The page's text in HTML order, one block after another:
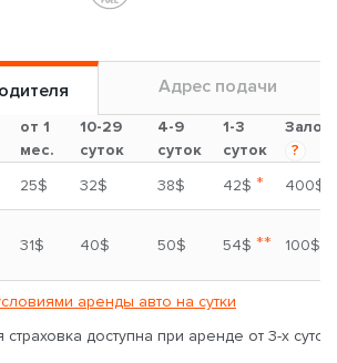
Адрес подачи
от 1
мес.
10-29
суток
4-9
суток
1-3
суток
Залог
?
25$ 32$ 38$ 42$ *
400$
31$ 40$ 50$ 54$ ** 100$
аренды авто на сутки
доступна при аренде от 3-х суток